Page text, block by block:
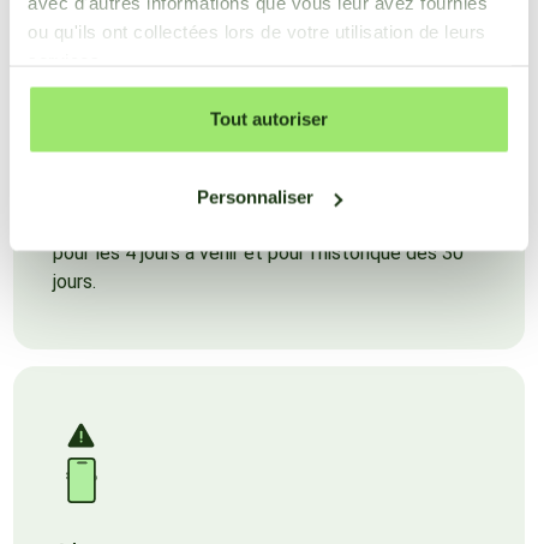
ou qu'ils ont collectées lors de votre utilisation de leurs
Tout autoriser
Personnaliser
Pression de la maladie
par jour, dans les couleurs sélectionnées. La
pour les 4 jours à venir et pour l'historique des 30
jours.